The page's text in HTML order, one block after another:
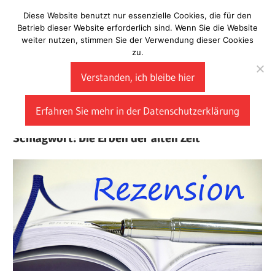
Inhalt
springen
Laberladen
Schlagwort: Die Erben der alten Zeit
Diese Website benutzt nur essenzielle Cookies, die für den
Betrieb dieser Website erforderlich sind. Wenn Sie die Website
weiter nutzen, stimmen Sie der Verwendung dieser Cookies
zu.
Verstanden, ich bleibe hier
Erfahren Sie mehr in der Datenschutzerklärung